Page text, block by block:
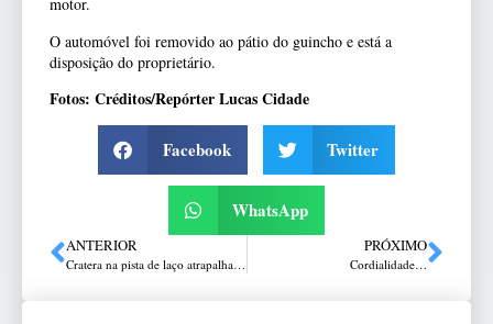
motor.
O automóvel foi removido ao pátio do guincho e está a
disposição do proprietário.
Fotos: Créditos/Repórter Lucas Cidade
Facebook Twitter
WhatsApp
ANTERIOR
Cratera na pista de laço atrapalha atividades no Parque da Roselândia
PRÓXIMO
Cordialidade…